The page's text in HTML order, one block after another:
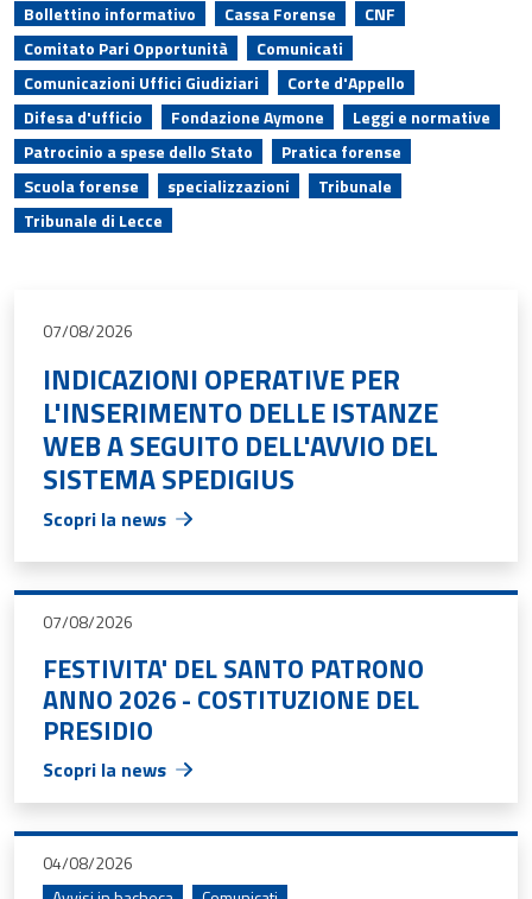
Bollettino informativo
Cassa Forense
CNF
Comitato Pari Opportunità
Comunicati
Comunicazioni Uffici Giudiziari
Corte d'Appello
Difesa d'ufficio
Fondazione Aymone
Leggi e normative
Patrocinio a spese dello Stato
Pratica forense
Scuola forense
specializzazioni
Tribunale
Tribunale di Lecce
07/08/2026
INDICAZIONI OPERATIVE PER
L'INSERIMENTO DELLE ISTANZE
WEB A SEGUITO DELL'AVVIO DEL
SISTEMA SPEDIGIUS
Scopri la news
07/08/2026
FESTIVITA' DEL SANTO PATRONO
ANNO 2026 - COSTITUZIONE DEL
PRESIDIO
Scopri la news
04/08/2026